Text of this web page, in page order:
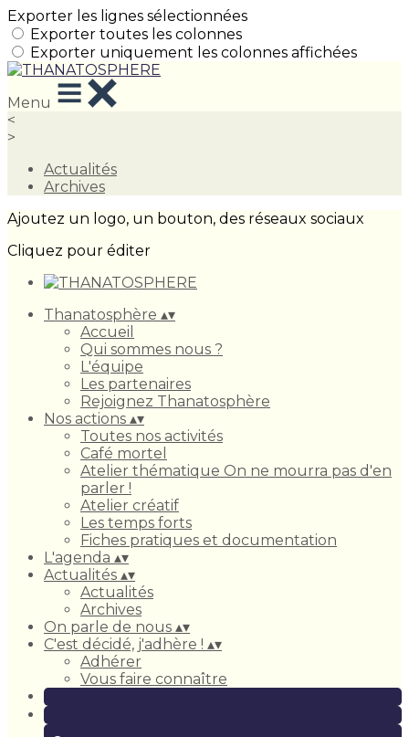
Exporter les lignes sélectionnées
Exporter toutes les colonnes
Exporter uniquement les colonnes affichées
Menu
<
>
Actualités
Archives
Ajoutez un logo, un bouton, des réseaux sociaux
Cliquez pour éditer
Thanatosphère ▴▾
Accueil
Qui sommes nous ?
L'équipe
Les partenaires
Rejoignez Thanatosphère
Nos actions ▴▾
Toutes nos activités
Café mortel
Atelier thématique On ne mourra pas d'en
parler !
Atelier créatif
Les temps forts
Fiches pratiques et documentation
L'agenda ▴▾
Actualités ▴▾
Actualités
Archives
On parle de nous ▴▾
C'est décidé, j'adhère ! ▴▾
Adhérer
Vous faire connaître